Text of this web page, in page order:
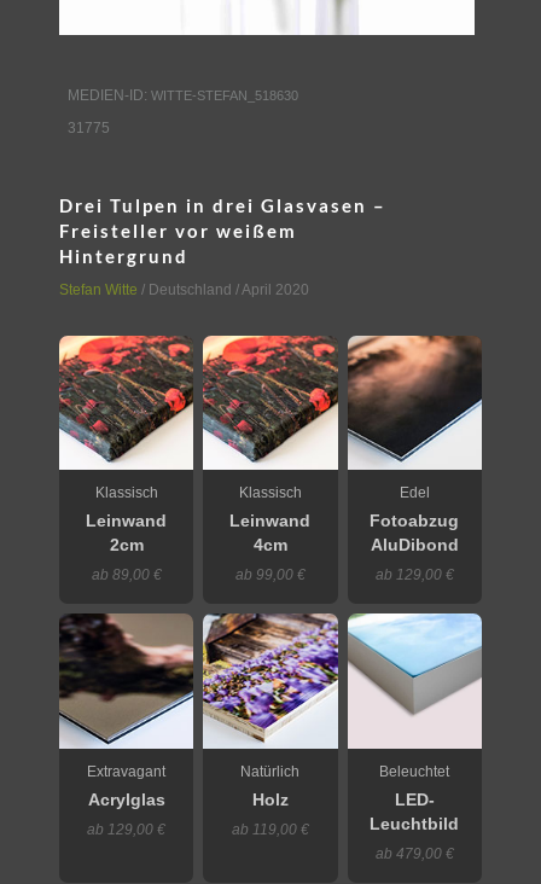
MEDIEN-ID: WITTE-STEFAN_518630
31775
Drei Tulpen in drei Glasvasen –
Freisteller vor weißem
Hintergrund
Stefan Witte / Deutschland / April 2020
Klassisch
Leinwand
2cm
ab 89,00 €
Klassisch
Leinwand
4cm
ab 99,00 €
Edel
Fotoabzug
AluDibond
ab 129,00 €
Extravagant
Acrylglas
ab 129,00 €
Natürlich
Holz
ab 119,00 €
Beleuchtet
LED-
Leuchtbild
ab 479,00 €